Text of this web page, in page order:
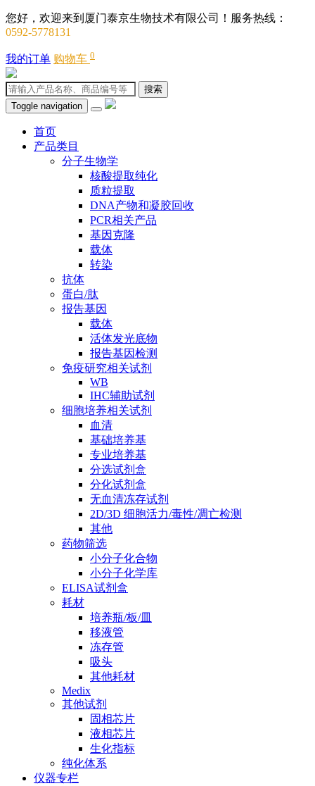
您好，欢迎来到厦门泰京生物技术有限公司！服务热线：
0592-5778131
我的订单 购物车 0
搜索
Toggle navigation
首页
产品类目
分子生物学
核酸提取纯化
质粒提取
DNA产物和凝胶回收
PCR相关产品
基因克隆
载体
转染
抗体
蛋白/肽
报告基因
载体
活体发光底物
报告基因检测
免疫研究相关试剂
WB
IHC辅助试剂
细胞培养相关试剂
血清
基础培养基
专业培养基
分选试剂盒
分化试剂盒
无血清冻存试剂
2D/3D 细胞活力/毒性/凋亡检测
其他
药物筛选
小分子化合物
小分子化学库
ELISA试剂盒
耗材
培养瓶/板/皿
移液管
冻存管
吸头
其他耗材
Medix
其他试剂
固相芯片
液相芯片
生化指标
纯化体系
仪器专栏